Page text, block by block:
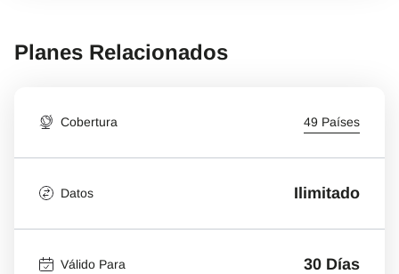
Planes Relacionados
Cobertura 49 Países
Datos Ilimitado
Válido Para 30 Días